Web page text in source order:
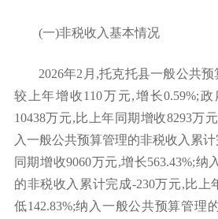
(一)非税收入基本情况
2026年2月,托克托县一般公共
较上年增收110万元,增长0.59%;
10438万元,比上年同期增收8293万
入一般公共预算管理的非税收入累
同期增收9060万元,增长563.43%;纳
的非税收入累计完成-230万元,比上
低142.83%;纳入一般公共预算管理